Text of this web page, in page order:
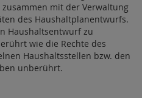
mit der Verwaltung
des Haushaltplanentwurfs.
Haushaltsentwurf zu
wie die Rechte des
Haushaltsstellen bzw. den
unberührt.